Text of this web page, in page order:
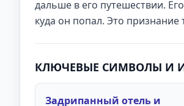
дальше в его путешествии.
куда он попал. Это
КЛЮЧЕВЫЕ СИМВОЛЫ И
Задрипанный отель и